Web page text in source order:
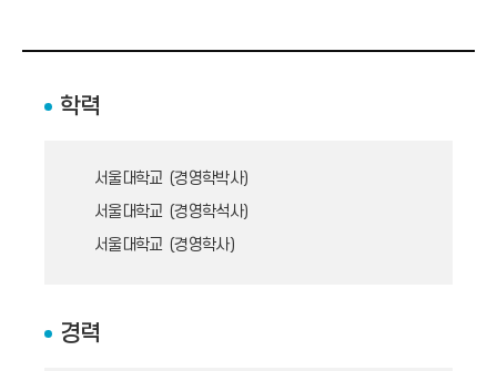
학력
서울대학교 (경영학박사)
서울대학교 (경영학석사)
서울대학교 (경영학사)
경력